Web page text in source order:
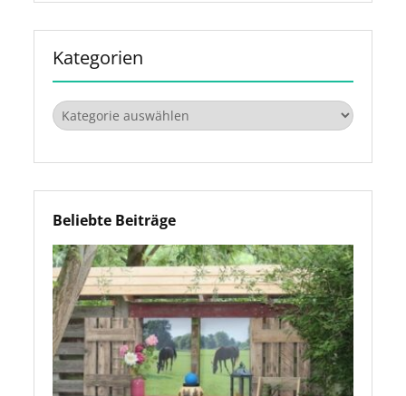
Kategorien
Kategorien
Beliebte Beiträge